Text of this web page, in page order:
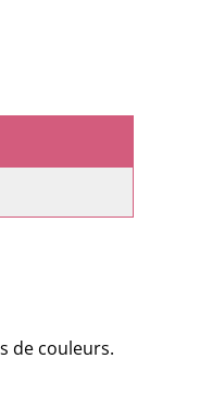
de couleurs.